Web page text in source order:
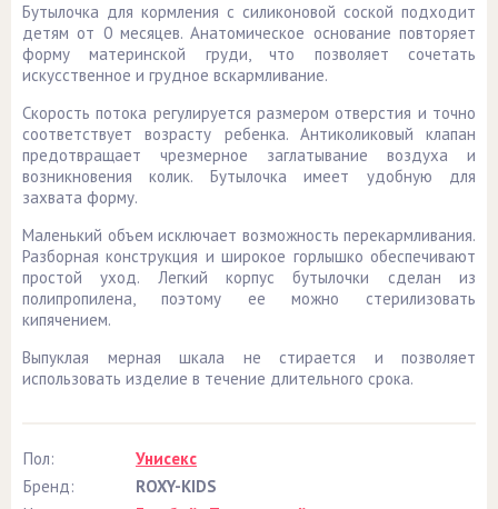
Бутылочка для кормления с силиконовой соской подходит
детям от 0 месяцев. Анатомическое основание повторяет
форму материнской груди, что позволяет сочетать
искусственное и грудное вскармливание.
Скорость потока регулируется размером отверстия и точно
соответствует возрасту ребенка. Антиколиковый клапан
предотвращает чрезмерное заглатывание воздуха и
возникновения колик. Бутылочка имеет удобную для
захвата форму.
Маленький объем исключает возможность перекармливания.
Разборная конструкция и широкое горлышко обеспечивают
простой уход. Легкий корпус бутылочки сделан из
полипропилена, поэтому ее можно стерилизовать
кипячением.
Выпуклая мерная шкала не стирается и позволяет
использовать изделие в течение длительного срока.
Пол:
Унисекс
Бренд:
ROXY-KIDS